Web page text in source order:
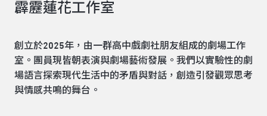
霹靂蓮花工作室
創立於2025年，由一群高中戲劇社朋友組成的劇場工作
室。團員現皆朝表演與劇場藝術發展。我們以實驗性的劇
場語言探索現代生活中的矛盾與對話，創造引發觀眾思考
與情感共鳴的舞台。